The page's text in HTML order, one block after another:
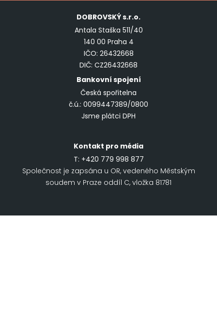
DOBROVSKÝs.r.o.
Antala Staška 511/40
140 00 Praha 4
IČO: 26432668
DIČ: CZ26432668
Bankovní spojení
Česká spořitelna
č.ú.: 0099447389/0800
Jsme plátci DPH
Kontakt pro média
T: +420 779 998 877
Společnost je zapsána u OR, vedeného Městským
soudem v Praze oddíl C, vložka 81781